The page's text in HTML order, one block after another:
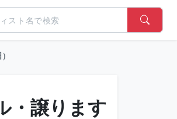
)
・譲ります